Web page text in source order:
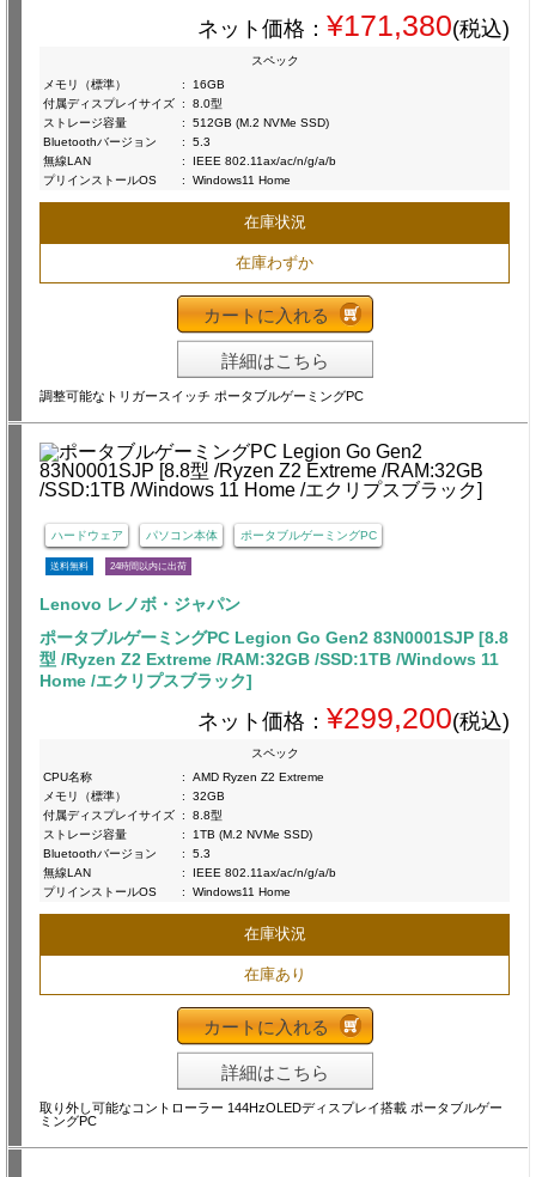
ネット価格： ¥171,380(税込)
スペック
メモリ（標準）
:
16GB
付属ディスプレイサイズ :
8.0型
ストレージ容量
:
512GB (M.2 NVMe SSD)
Bluetoothバージョン
:
5.3
無線LAN
:
IEEE 802.11ax/ac/n/g/a/b
プリインストールOS
: Windows11 Home
在庫状況
在庫わずか
カートに入れる
詳細はこちら
調整可能なトリガースイッチ ポータブルゲーミングPC
ハードウェア パソコン本体 ポータブルゲーミングPC
送料無料 24時間以内に出荷
Lenovo レノボ・ジャパン
ポータブルゲーミングPC Legion Go Gen2 83N0001SJP [8.8
型 /Ryzen Z2 Extreme /RAM:32GB /SSD:1TB /Windows 11
Home /エクリプスブラック]
ネット価格： ¥299,200(税込)
スペック
CPU名称
:
AMD Ryzen Z2 Extreme
メモリ（標準）
:
32GB
付属ディスプレイサイズ :
8.8型
ストレージ容量
:
1TB (M.2 NVMe SSD)
Bluetoothバージョン
:
5.3
無線LAN
:
IEEE 802.11ax/ac/n/g/a/b
プリインストールOS
: Windows11 Home
在庫状況
在庫あり
カートに入れる
詳細はこちら
取り外し可能なコントローラー 144HzOLEDディスプレイ搭載 ポータブルゲー
ミングPC